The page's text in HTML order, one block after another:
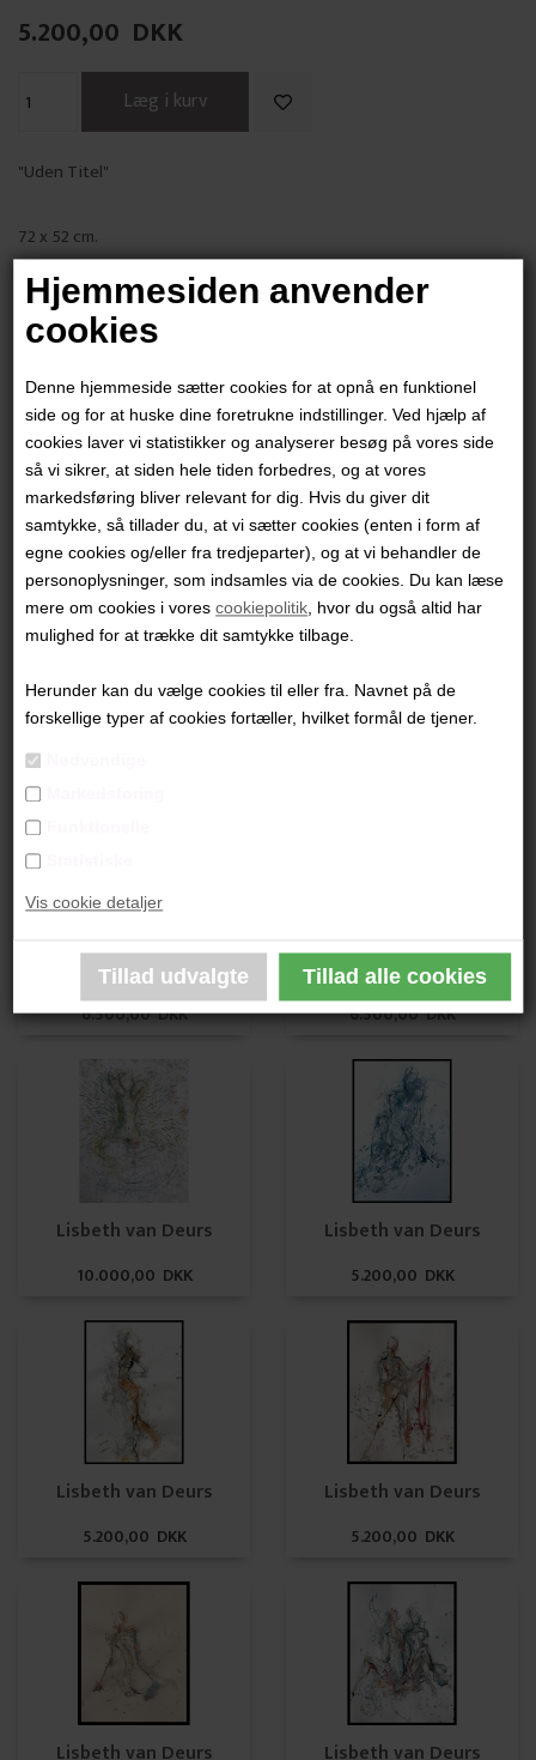
Hjemmesiden anvender
cookies
Denne hjemmeside sætter cookies for at opnå en funktionel
side og for at huske dine foretrukne indstillinger. Ved hjælp af
cookies laver vi statistikker og analyserer besøg på vores side
så vi sikrer, at siden hele tiden forbedres, og at vores
markedsføring bliver relevant for dig. Hvis du giver dit
samtykke, så tillader du, at vi sætter cookies (enten i form af
egne cookies og/eller fra tredjeparter), og at vi behandler de
personoplysninger, som indsamles via de cookies. Du kan læse
mere om cookies i vorescookiepolitik , hvor du også altid har
mulighed for at trække dit samtykke tilbage.
Herunder kan du vælge cookies til eller fra. Navnet på de
forskellige typer af cookies fortæller, hvilket formål de tjener.
Vis cookie detaljer
5.200,00 DKK
"Uden Titel"
72 x 52 cm.
Mixed media på papir
Sort glasramme
PRODUKTINFORMATION
Andre værker af kunstneren:
Lisbeth van Deurs Lisbeth van Deurs
Lisbeth van Deurs
6.500,00 DKK
Lisbeth van Deurs
6.500,00 DKK
Lisbeth van Deurs
10.000,00 DKK
Lisbeth van Deurs
5.200,00 DKK
Lisbeth van Deurs
5.200,00 DKK
Lisbeth van Deurs
5.200,00 DKK
Lisbeth van Deurs Lisbeth van Deurs